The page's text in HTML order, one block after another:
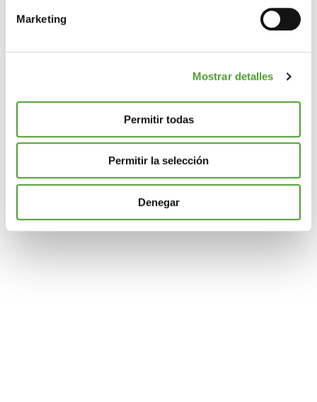
para buscar características específicas (huellas
digitales)
. Puede cambiar o retirar su
Las cookies de este sitio web se usan para personalizar
el contenido y los anuncios, ofrecer funciones de redes
sociales y analizar el tráfico. Además, compartimos
información sobre el uso que haga del sitio web con
web, quienes pueden combinarla con otra información
Marketing
Mostrar detalles
Permitir todas
Permitir la selección
Denegar